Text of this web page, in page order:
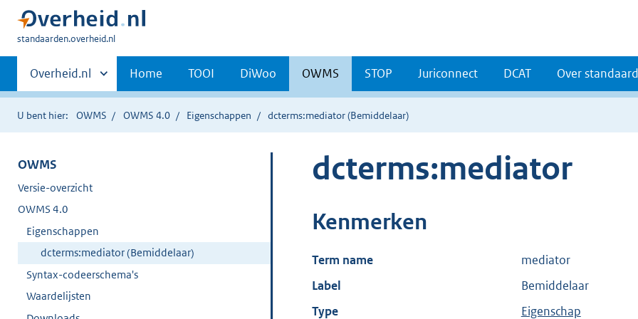
U
hier:
standaarden.overheid.nl
Primaire
navigatie
Andere
sites
binnen
Overheid.nl Home TOOI DiWoo OWMS STOP Juriconnect DCAT Over
U bent hier: OWMS OWMS 4.0 Eigenschappen dcterms:mediator (Bemiddelaar)
OWMS
Versie-overzicht
OWMS 4.0
Eigenschappen
dcterms:mediator (Bemiddelaar)
Syntax-codeerschema's
Waardelijsten
dcterms:mediator
Kenmerken
Term name
mediator
Label
Bemiddelaar
Type
Eigenschap